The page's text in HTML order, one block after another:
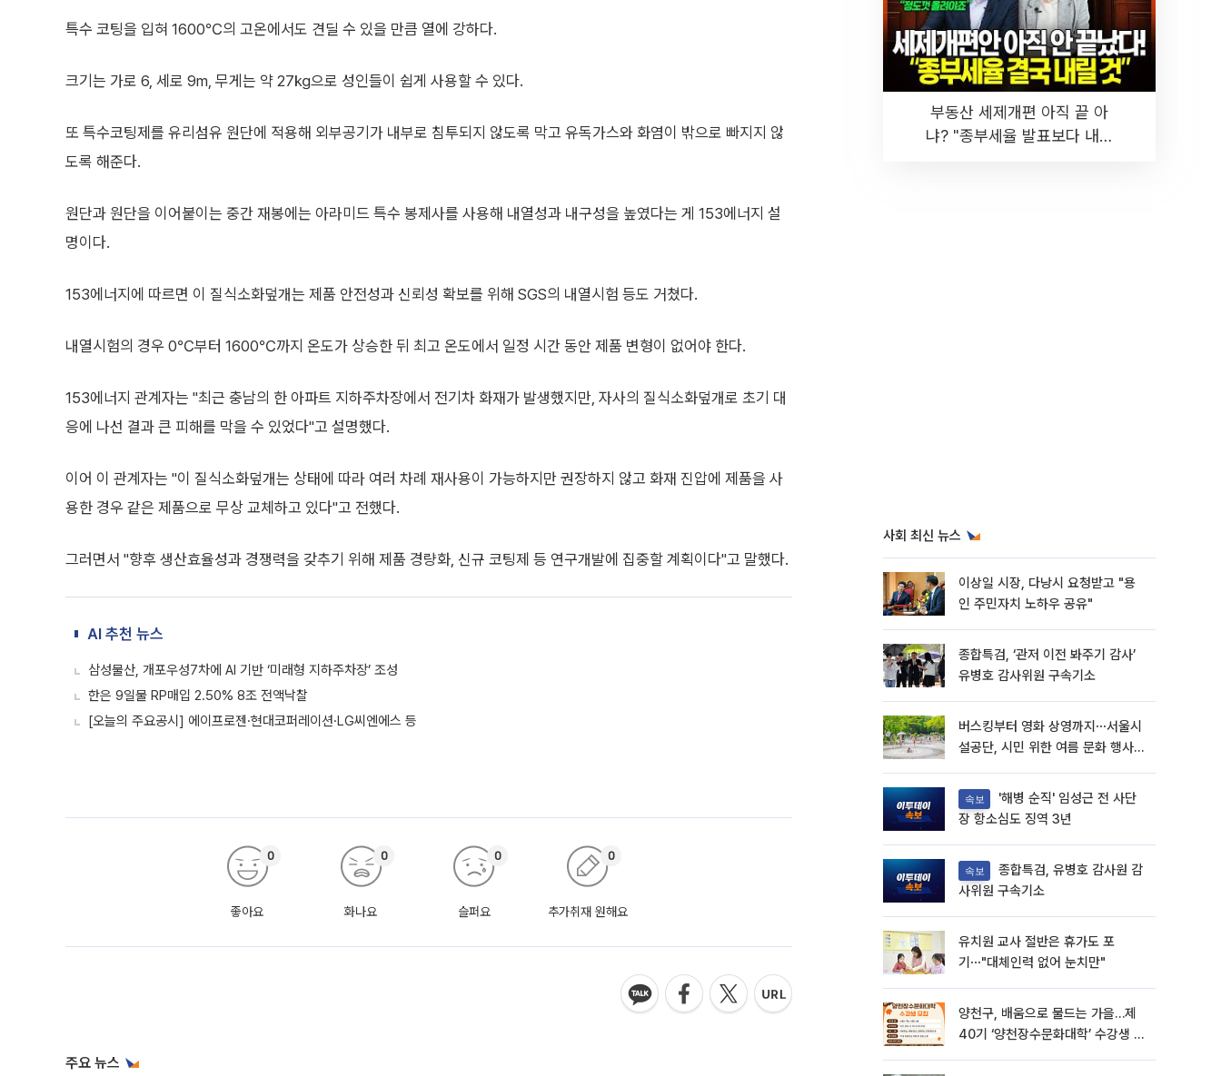
특수 코팅을 입혀 1600℃의 고온에서도 견딜 수 있을 만큼 열에 강하다.
크기는 가로 6, 세로 9m, 무게는 약 27㎏으로 성인들이 쉽게 사용할 수 있다.
또 특수코팅제를 유리섬유 원단에 적용해 외부공기가 내부로 침투되지 않도록 막고 유독가스와 화염이 밖으로 빠지지 않
도록 해준다.
원단과 원단을 이어붙이는 중간 재봉에는 아라미드 특수 봉제사를 사용해 내열성과 내구성을 높였다는 게 153에너지 설
명이다.
153에너지에 따르면 이 질식소화덮개는 제품 안전성과 신뢰성 확보를 위해 SGS의 내열시험 등도 거쳤다.
내열시험의 경우 0℃부터 1600℃까지 온도가 상승한 뒤 최고 온도에서 일정 시간 동안 제품 변형이 없어야 한다.
153에너지 관계자는 "최근 충남의 한 아파트 지하주차장에서 전기차 화재가 발생했지만, 자사의 질식소화덮개로 초기 대
응에 나선 결과 큰 피해를 막을 수 있었다"고 설명했다.
이어 이 관계자는 "이 질식소화덮개는 상태에 따라 여러 차례 재사용이 가능하지만 권장하지 않고 화재 진압에 제품을 사
용한 경우 같은 제품으로 무상 교체하고 있다"고 전했다.
그러면서 "향후 생산효율성과 경쟁력을 갖추기 위해 제품 경량화, 신규 코팅제 등 연구개발에 집중할 계획이다"고 말했다.
AI 추천 뉴스
삼성물산, 개포우성7차에 AI 기반 ‘미래형 지하주차장’ 조성
한은 9일물 RP매입 2.50% 8조 전액낙찰
[오늘의 주요공시] 에이프로젠·현대코퍼레이션·LG씨엔에스 등
좋아요
0
화나요
0
슬퍼요
0
추가취재 원해요
0
주요 뉴스
부동산 세제개편 아직 끝 아
냐? "종부세율 발표보다 내릴
사회 최신 뉴스
이상일 시장, 다낭시 요청받고 "용
인 주민자치 노하우 공유"
종합특검, ‘관저 이전 봐주기 감사’
유병호 감사위원 구속기소
버스킹부터 영화 상영까지⋯서울시
설공단, 시민 위한 여름 문화 행사
속보
장 항소심도 징역 3년
속보
사위원 구속기소
유치원 교사 절반은 휴가도 포
기⋯"대체인력 없어 눈치만"
양천구, 배움으로 물드는 가을…제
40기 ‘양천장수문화대학’ 수강생 모